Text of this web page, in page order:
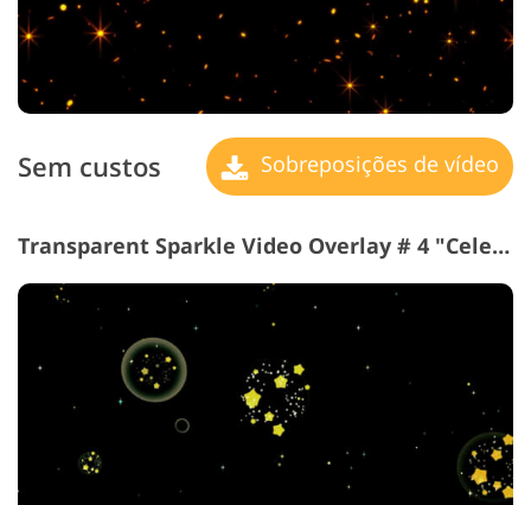
Sem custos Sobreposições de vídeo
Transparent Sparkle Video Overlay # 4 "Celestial Spheres"